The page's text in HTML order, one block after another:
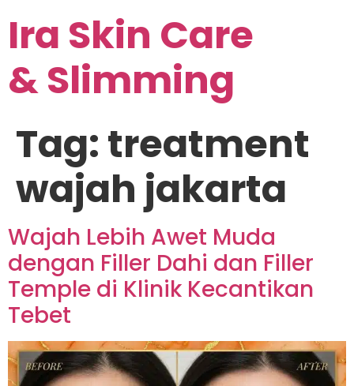
Ira Skin Care
& Slimming
Tag:treatment
wajah jakarta
Wajah Lebih Awet Muda
dengan Filler Dahi dan Filler
Temple di Klinik Kecantikan
Tebet